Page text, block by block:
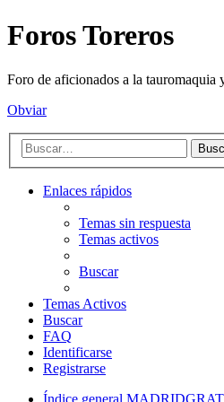
Foros Toreros
Foro de aficionados a la tauromaquia
Obviar
Enlaces rápidos
Temas sin respuesta
Temas activos
Buscar
Temas Activos
Buscar
FAQ
Identificarse
Registrarse